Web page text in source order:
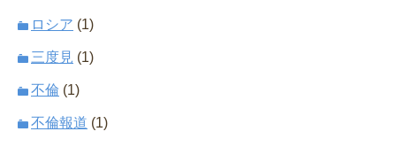
ロシア (1)
三度見 (1)
不倫 (1)
不倫報道 (1)